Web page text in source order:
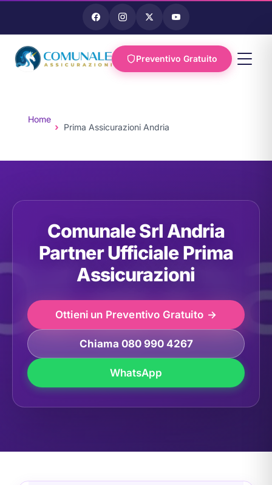
Preventivo Gratuito
Home
Prima Assicurazioni Andria
Comunale Srl Andria
Partner Ufficiale Prima
Assicurazioni
Ottieni un Preventivo Gratuito
Chiama 080 990 4267
WhatsApp